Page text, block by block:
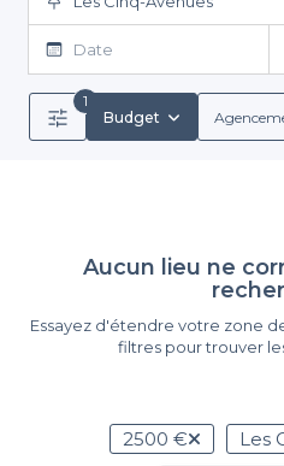
Date
1
Budget
Aucun lieu ne
Essayez d'étendre votre zone
filtres pour trouver
2500 €
Les